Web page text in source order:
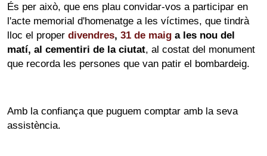
És per això, que ens plau convidar-vos a participar en
l'acte memorial d'homenatge a les víctimes, que tindrà
lloc el proper divendres, 31 de maig a les nou del
matí, al cementiri de la ciutat, al costat del monument
que recorda les persones que van patir el bombardeig.
Amb la confiança que puguem comptar amb la seva
assistència.